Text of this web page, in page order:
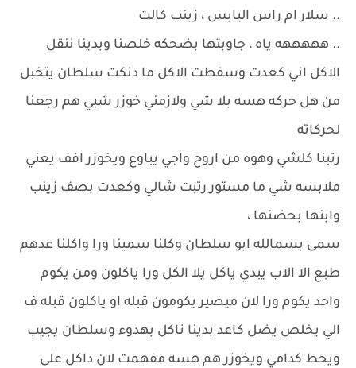
.. سلار ام راس اليابس ، زينب كالت
.. هههههه ياه ، جاوبتها بضحكه خلصنا وبدينا ننقل
الاكل اني كعدت وسفطت الاكل ما دنكت سلطان يتخبل
من هل حركه هسه بلا شي ولازمني خوزر شبي هم رجعنا
لحركاته
رتبنا كلشي وهوه من اروح واجي يباوع ويخوزر افف يعني
ملابسه شي ما مستور رتبت شالي وكعدت بصف زينب
وابنها بحضنها ،
سمى بسمالله ابو سلطان وكلنا سمينا ورا واكلنا عدهم
طبع الا الاب يبدي ياكل يلا الكل ورا ياكلون ومن يكوم
واحد يكوم ورا لان ميصير يكومون قبله او ياكلون قبله ف
الي يخلص يضل كاعد بدينا ناكل بهدوء وسلطان يجيب
ويحط كدامي ويخوزر هم هسه مفهمت لان داكل على